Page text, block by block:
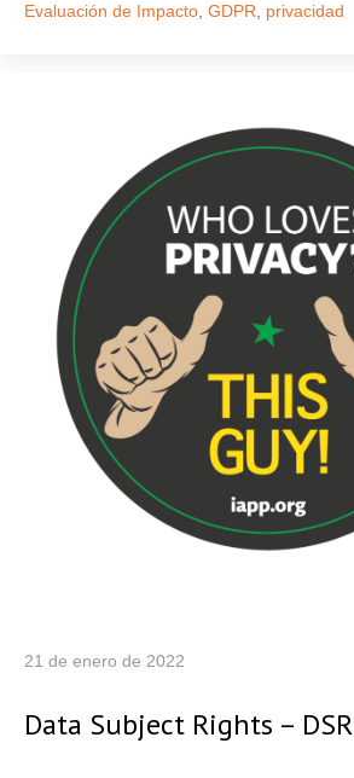
Evaluación de Impacto GDPR privacidad
21 de enero de 2022
Data Subject Rights – DSR